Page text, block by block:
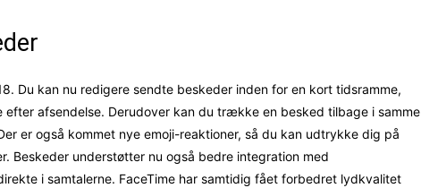
Du kan nu redigere sendte beskeder inden for en kort tidsramme,
afsendelse. Derudover kan du trække en besked tilbage i samme
er også kommet nye emoji-reaktioner, så du kan udtrykke dig på
Beskeder understøtter nu også bedre integration med
i samtalerne. FaceTime har samtidig fået forbedret lydkvalitet